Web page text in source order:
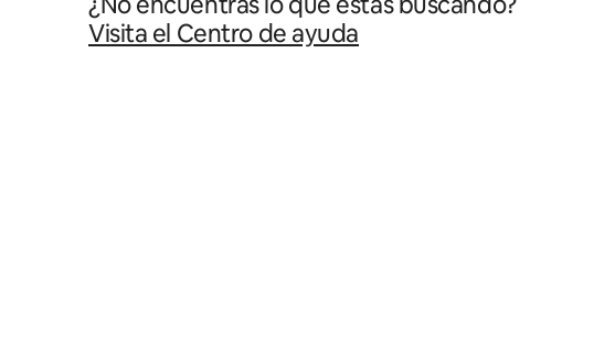
Visita el Centro de ayuda